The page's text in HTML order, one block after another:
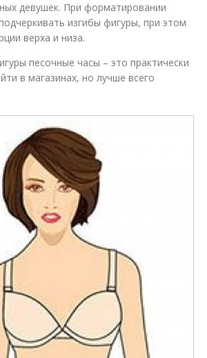
девушек. При форматировании
изгибы фигуры, при этом
верха и низа.
песочные часы – это практически
в магазинах, но лучше всего